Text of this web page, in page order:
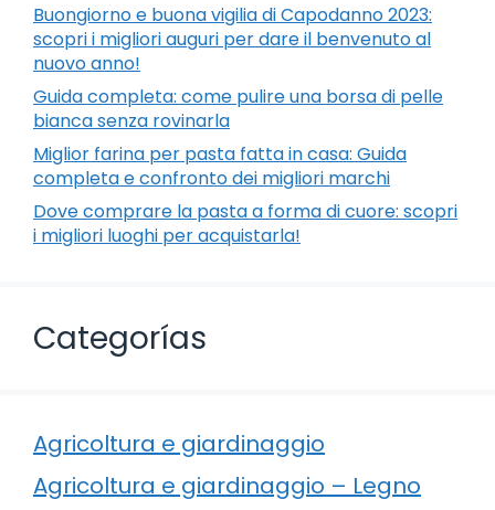
Buongiorno e buona vigilia di Capodanno 2023:
scopri i migliori auguri per dare il benvenuto al
nuovo anno!
Guida completa: come pulire una borsa di pelle
bianca senza rovinarla
Miglior farina per pasta fatta in casa: Guida
completa e confronto dei migliori marchi
Dove comprare la pasta a forma di cuore: scopri
i migliori luoghi per acquistarla!
Categorías
Agricoltura e giardinaggio
Agricoltura e giardinaggio – Legno